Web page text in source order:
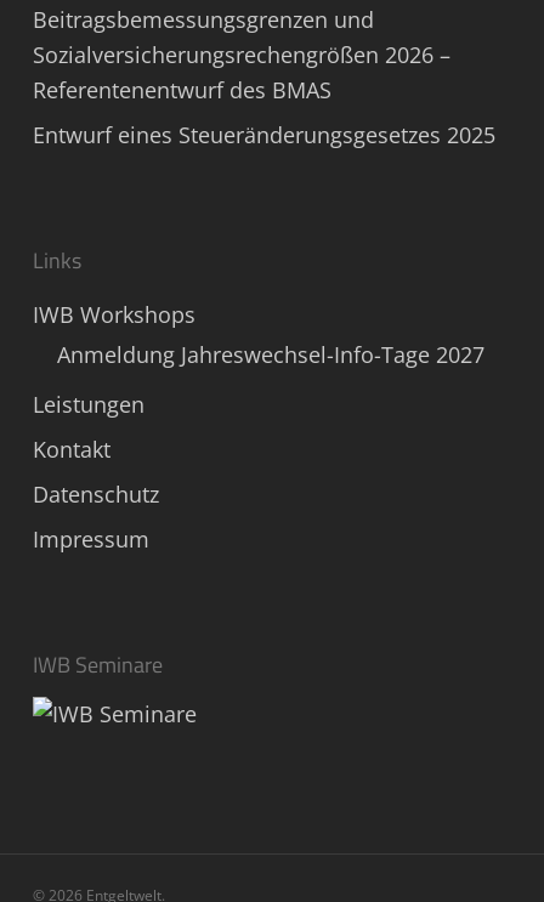
Beitragsbemessungsgrenzen und
Sozialversicherungsrechengrößen 2026 –
Referentenentwurf des BMAS
Entwurf eines Steueränderungsgesetzes 2025
Links
IWB Workshops
Anmeldung Jahreswechsel-Info-Tage 2027
Leistungen
Kontakt
Datenschutz
Impressum
IWB Seminare
© 2026 Entgeltwelt.